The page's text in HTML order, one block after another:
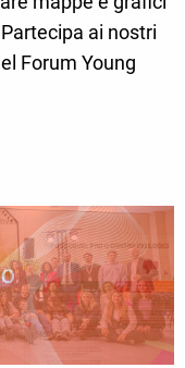
ai nostri
Forum Young